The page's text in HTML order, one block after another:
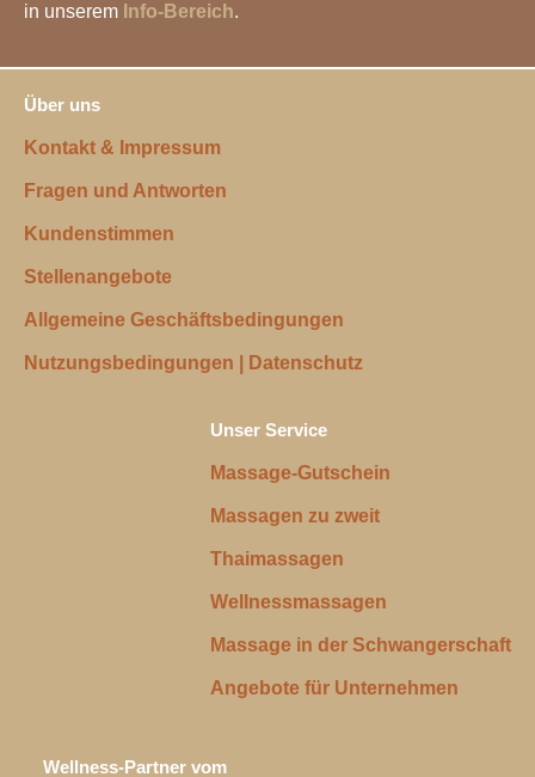
in unserem Info-Bereich.
Über uns
Kontakt & Impressum
Fragen und Antworten
Kundenstimmen
Stellenangebote
Allgemeine Geschäftsbedingungen
Nutzungsbedingungen | Datenschutz
Unser Service
Massage-Gutschein
Massagen zu zweit
Thaimassagen
Wellnessmassagen
Massage in der Schwangerschaft
Angebote für Unternehmen
Wellness-Partner vom